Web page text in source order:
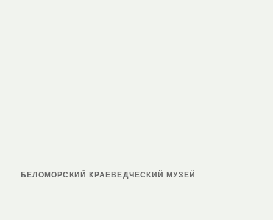
БЕЛОМОРСКИЙ КРАЕВЕДЧЕСКИЙ МУЗЕЙ